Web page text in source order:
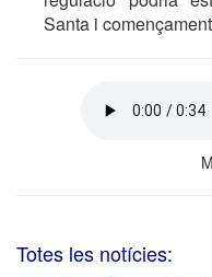
Santa i
Totes les notícies: